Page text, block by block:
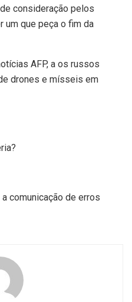
consideração pelos
um que peça o fim da
AFP, a os russos
drones e mísseis em
comunicação de erros